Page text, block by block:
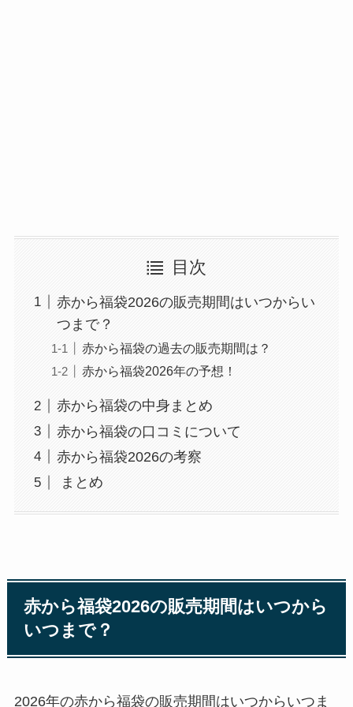
目次
赤から福袋2026の販売期間はいつからい
つまで？
赤から福袋の過去の販売期間は？
赤から福袋2026年の予想！
赤から福袋の中身まとめ
赤から福袋の口コミについて
赤から福袋2026の考察
まとめ
赤から福袋2026の販売期間はいつから
いつまで？
2026年の赤から福袋の販売期間はいつからいつま